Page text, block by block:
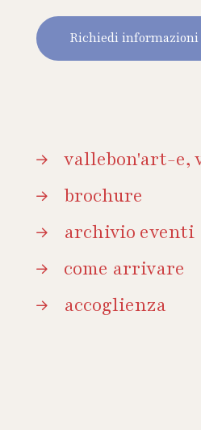
Richiedi informazioni
vallebon'art-e,
brochure
archivio eventi
come arrivare
accoglienza